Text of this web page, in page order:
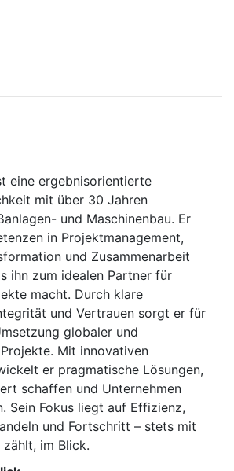
eine ergebnisorientierte
mit über 30 Jahren
und Maschinenbau. Er
in Projektmanagement,
und Zusammenarbeit
ihn zum idealen Partner für
macht. Durch klare
und Vertrauen sorgt er für
globaler und
Mit innovativen
er pragmatische Lösungen,
schaffen und Unternehmen
Sein Fokus liegt auf Effizienz,
und Fortschritt – stets mit
im Blick.